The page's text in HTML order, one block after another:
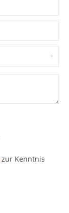
zur Kenntnis